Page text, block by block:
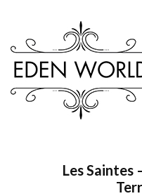
Les Saintes